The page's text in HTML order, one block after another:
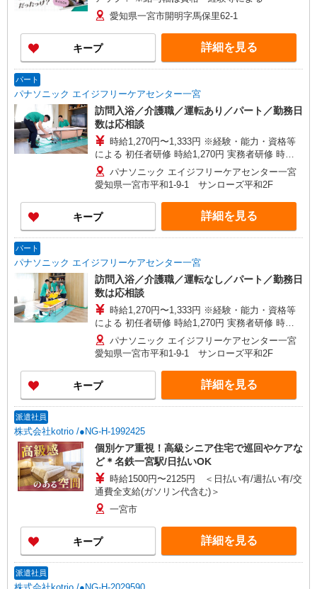
愛知県一宮市開明字馬保里62-1
キープ 詳細を見る
パート
パナソニック エイジフリーケアセンター一宮
訪問入浴／介護職／運転あり／パート／勤務日
数は応相談
時給1,270円〜1,333円 ※経験・能力・資格等
による 初任者研修 時給1,270円 実務者研修 時給
1,270円 介護福祉士 時給1,333円 ※サービス提供8
件目以降〜1,000円/件 手当あり ※一律処遇改善加
算含む 〇時間外勤務手当 〇土日祝勤務手当 〇無
事故無違反表彰金 〇年末年始勤務手当
パナソニック エイジフリーケアセンター一宮
愛知県一宮市平和1-9-1 サンローズ平和2F
キープ 詳細を見る
パート
パナソニック エイジフリーケアセンター一宮
訪問入浴／介護職／運転なし／パート／勤務日
数は応相談
時給1,270円〜1,333円 ※経験・能力・資格等
による 初任者研修 時給1,270円 実務者研修 時給
1,270円 介護福祉士 時給1,333円 ※サービス提供8
件目以降〜1,000円/件 手当あり ※一律処遇改善加
算含む 〇時間外勤務手当 〇土日祝勤務手当 〇無
事故無違反表彰金 〇年末年始勤務手当
パナソニック エイジフリーケアセンター一宮
愛知県一宮市平和1-9-1 サンローズ平和2F
キープ 詳細を見る
派遣社員
株式会社kotrio /●NG-H-1992425
個別ケア重視！高級シニア住宅で巡回やケアな
ど＊名鉄一宮駅/日払いOK
時給1500円〜2125円 ＜日払い有/週払い有/交
通費全支給(ガソリン代含む)＞
一宮市
キープ 詳細を見る
派遣社員